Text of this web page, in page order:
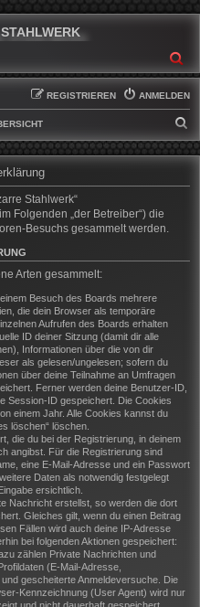
ANMELDEN
REGISTRIEREN
U
H
Stahlwerk“
Folgenden „der Betreiber“) die
Besuchs gesammelt werden.
Arten gesammelt:
Besuch des Boards mehrere
die dein Browser als temporäre
Aufrufen des Boards erhalten
ID deiner Sitzung (damit dir alle
Informationen über die von dir
als gelesen/ungelesen; sofern du
über deine Teilnahme an Umfragen
Ferner werden deine Benutzer-ID,
Session-ID gespeichert. Die Cookies
einem Jahr. Alle Cookies kannst du
löschen“ löschen.
die du bei der Registrierung, in deinem
angibst. Für die Registrierung sind
eine E-Mail-Adresse und ein Passwort
Daten als notwendig festgelegt
ersichtlich.
Nachricht erstellst, so werden die dort
Gleiches gilt, wenn du einen Beitrag
Fällen wird auch deine IP-Adresse
bei folgenden Aktionen gespeichert:
zählen Private Nachrichten und
(E-Mail-Adresse,
gescheiterte Anmeldeversuche. Die
Kennzeichnung (User Agent) wird nur